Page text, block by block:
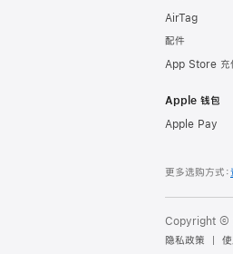
AirTag
配件
App Store 充
Apple 钱包
Apple Pay
更多选购方式：
Copyright ©
隐私政策